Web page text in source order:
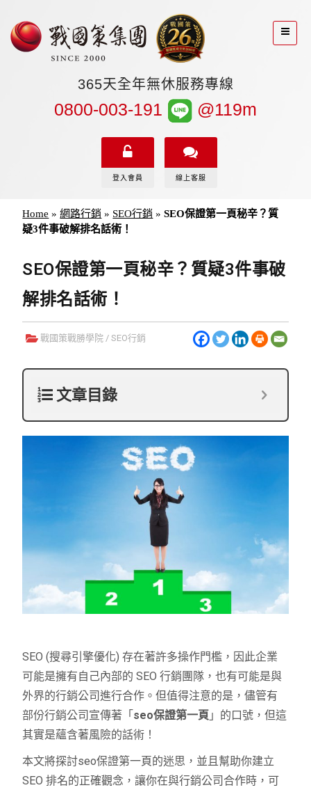
365天全年無休服務專線
0800-003-191 @119m
登入會員 線上客服
Home »網路行銷 » SEO行銷 »SEO保證第一頁秘辛？質
疑3件事破解排名話術！
SEO保證第一頁秘辛？質疑3件事破
解排名話術！
戰國策戰勝學院 /SEO行銷
文章目錄
SEO (搜尋引擎優化) 存在著許多操作門檻，因此企業
可能是擁有自己內部的 SEO 行銷團隊，也有可能是與
外界的行銷公司進行合作。但值得注意的是，儘管有
部份行銷公司宣傳著「 seo保證第一頁 」的口號，但這
其實是蘊含著風險的話術！
本文將探討seo保證第一頁的迷思，並且幫助你建立
SEO 排名的正確觀念，讓你在與行銷公司合作時，可